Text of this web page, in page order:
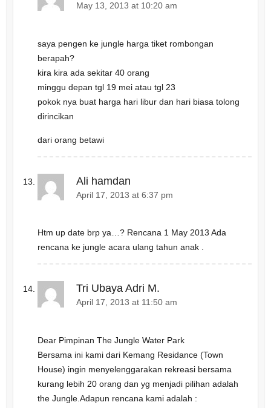
May 13, 2013 at 10:20 am
saya pengen ke jungle harga tiket rombongan
berapah?
kira kira ada sekitar 40 orang
minggu depan tgl 19 mei atau tgl 23
pokok nya buat harga hari libur dan hari biasa tolong
dirincikan
dari orang betawi
Ali hamdan
April 17, 2013 at 6:37 pm
Htm up date brp ya…? Rencana 1 May 2013 Ada
rencana ke jungle acara ulang tahun anak .
Tri Ubaya Adri M.
April 17, 2013 at 11:50 am
Dear Pimpinan The Jungle Water Park
Bersama ini kami dari Kemang Residance (Town
House) ingin menyelenggarakan rekreasi bersama
kurang lebih 20 orang dan yg menjadi pilihan adalah
the Jungle.Adapun rencana kami adalah :